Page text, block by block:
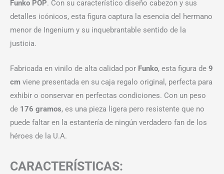
Funko POP. Con su característico diseño cabezon y sus
detalles icónicos, esta figura captura la esencia del hermano
menor de Ingenium y su inquebrantable sentido de la
justicia.
Fabricada en vinilo de alta calidad por Funko, esta figura de 9
cm viene presentada en su caja regalo original, perfecta para
exhibir o conservar en perfectas condiciones. Con un peso
de 176 gramos, es una pieza ligera pero resistente que no
puede faltar en la estantería de ningún verdadero fan de los
héroes de la U.A.
CARACTERÍSTICAS: